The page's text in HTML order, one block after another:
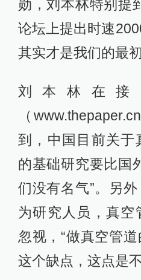
勋，刘本林特别提
论坛上提出时速
其实才是我们的最
刘本林在接
（
到，中国目前关于
的基础研究要比国
们没有名气”。另
为研究人员，真
忽视，“做真空管
这个缺点，这点是